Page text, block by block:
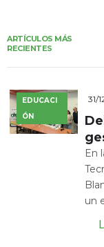
ARTÍCULOS MÁS
RECIENTES
EDUCACI
ÓN
31/
En
un